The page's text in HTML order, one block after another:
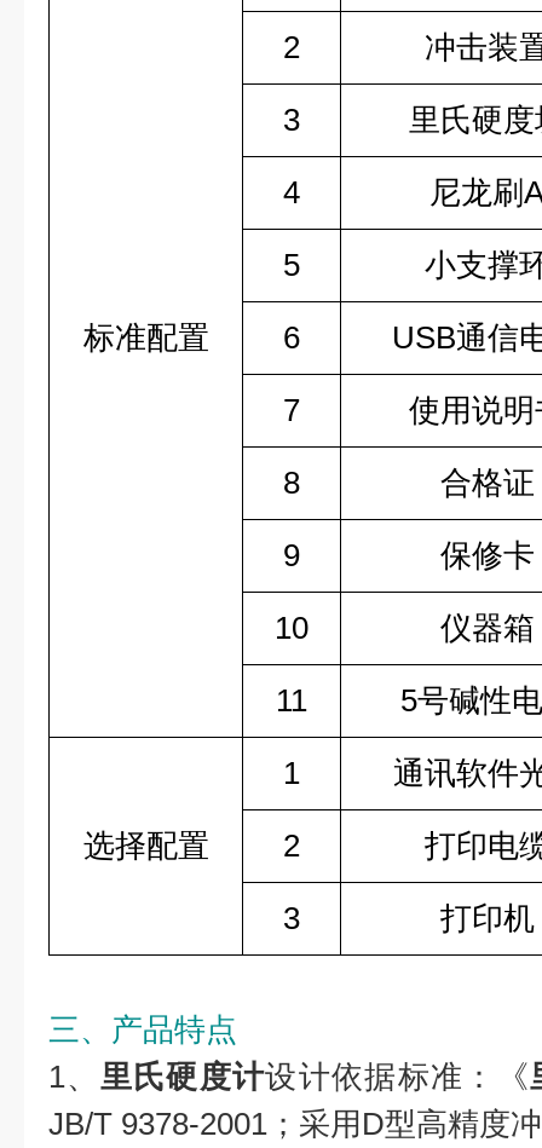
标准配置
2
冲击装
3
里氏硬度
4
尼龙刷
5
小支撑
6
USB通信
7
使用说明
8
合格证
9
保修卡
10
仪器箱
11
5号碱性
选择配置
1
通讯软件
2
打印电
3
打印机
三、产品特点
1、 里氏硬度计设计依据标准：《
JB/T 9378-2001；采用D型高精度